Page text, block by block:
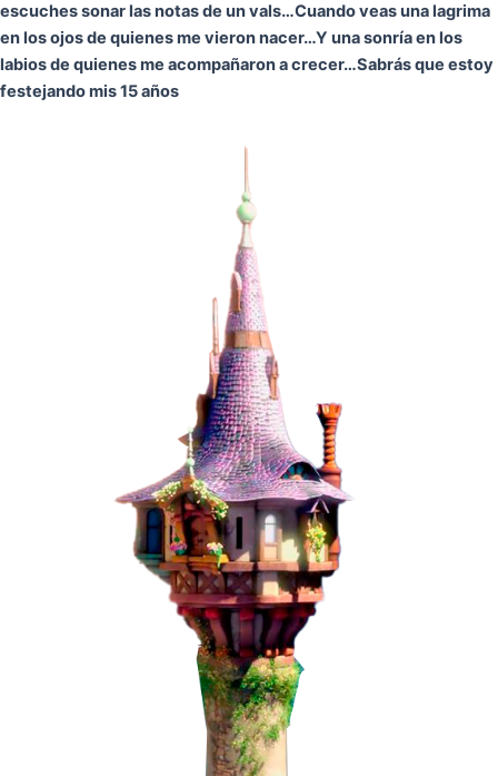
escuches sonar las notas de un vals…Cuando veas una lagrima
en los ojos de quienes me vieron nacer…Y una sonría en los
labios de quienes me acompañaron a crecer…Sabrás que estoy
festejando mis 15 años